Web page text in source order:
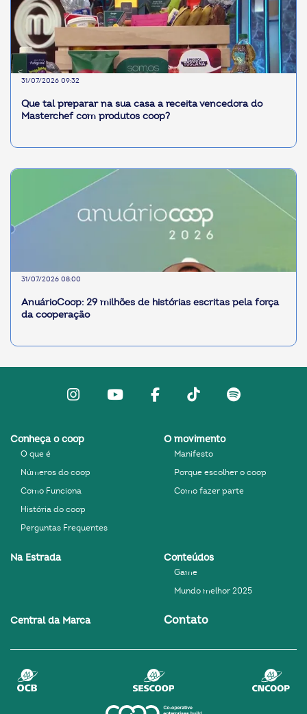
31/07/2026 09:32
Que tal preparar na sua casa a receita vencedora do
Masterchef com produtos coop?
31/07/2026 08:00
AnuárioCoop: 29 milhões de histórias escritas pela força
da cooperação
InstagramYoutubefacebookTiktokSpotify
Conheça o coop
O que é
Números do coop
Como Funciona
História do coop
Perguntas Frequentes
O movimento
Manifesto
Porque escolher o coop
Como fazer parte
Na Estrada Conteúdos
Game
Mundo melhor 2025
Central da Marca Contato